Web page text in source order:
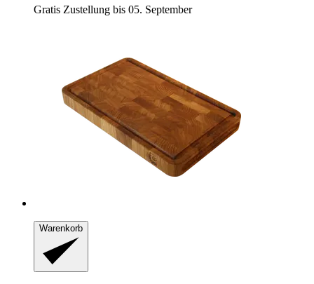
Gratis Zustellung bis 05. September
Warenkorb